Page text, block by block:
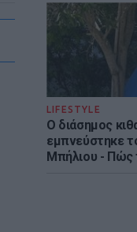
LIFESTYLE
Ο διάσημος
εμπνεύστηκε
Μπήλιου - Πώς